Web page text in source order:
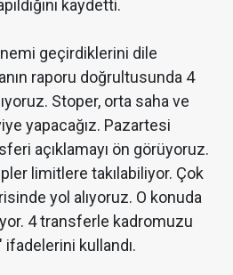
kaydetti.
geçirdiklerini dile
raporu doğrultusunda 4
Stoper, orta saha ve
yapacağız. Pazartesi
açıklamayı ön görüyoruz.
limitlere takılabiliyor. Çok
yol alıyoruz. O konuda
4 transferle kadromuzu
ifadelerini kullandı.